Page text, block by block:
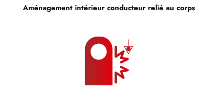
Aménagement intérieur conducteur relié au corps